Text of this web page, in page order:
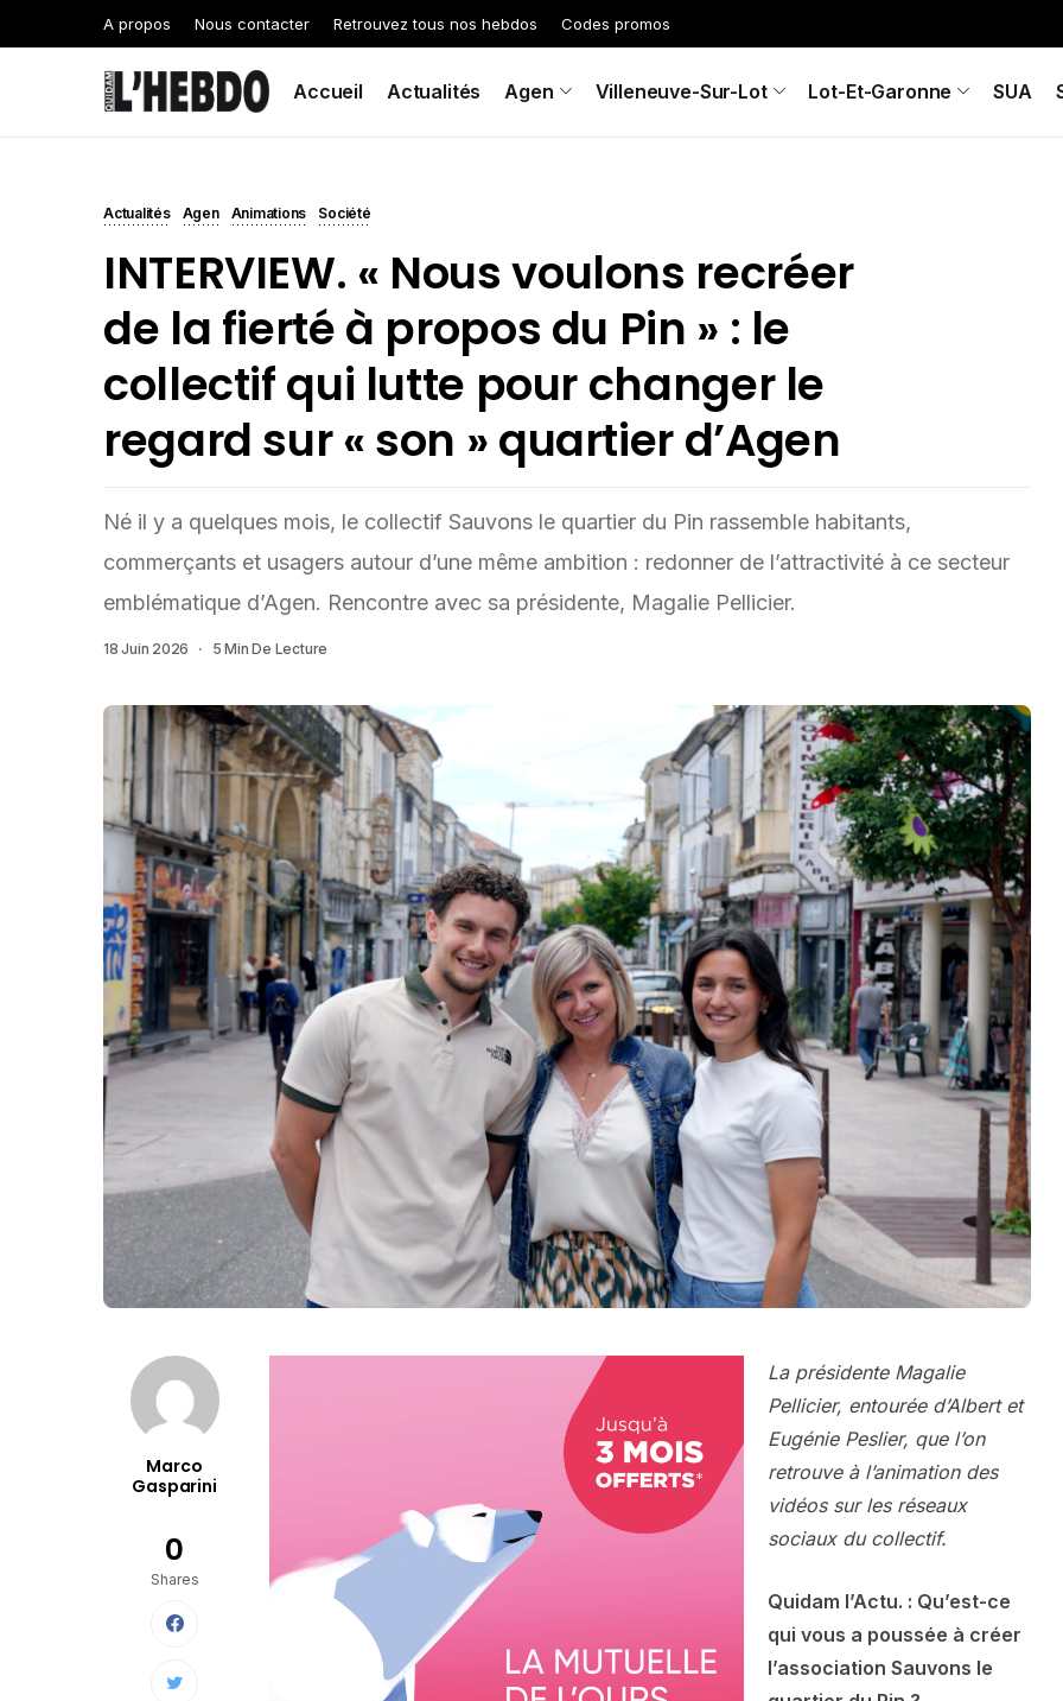
A propos Nous contacter Retrouvez tous nos hebdos Codes promos
Accueil Actualités Agen Villeneuve-Sur-Lot Lot-Et-Garonne SUA
Actualités Agen Animations Société
INTERVIEW. « Nous voulons recréer
de la fierté à propos du Pin » : le
collectif qui lutte pour changer le
regard sur « son » quartier d’Agen
Né il y a quelques mois, le collectif Sauvons le quartier du Pin rassemble habitants,
commerçants et usagers autour d’une même ambition : redonner de l’attractivité à ce secteur
emblématique d’Agen. Rencontre avec sa présidente, Magalie Pellicier.
18 Juin 2026 5 Min De Lecture
Marco
Gasparini
0
Shares
La présidente Magalie
Pellicier, entourée d’Albert et
Eugénie Peslier, que l’on
retrouve à l’animation des
vidéos sur les réseaux
sociaux du collectif.
Quidam l’Actu. : Qu’est-ce
qui vous a poussée à créer
l’association Sauvons le